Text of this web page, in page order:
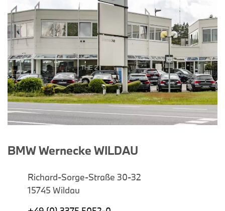
BMW Wernecke WILDAU
Richard-Sorge-Straße 30-32
15745 Wildau